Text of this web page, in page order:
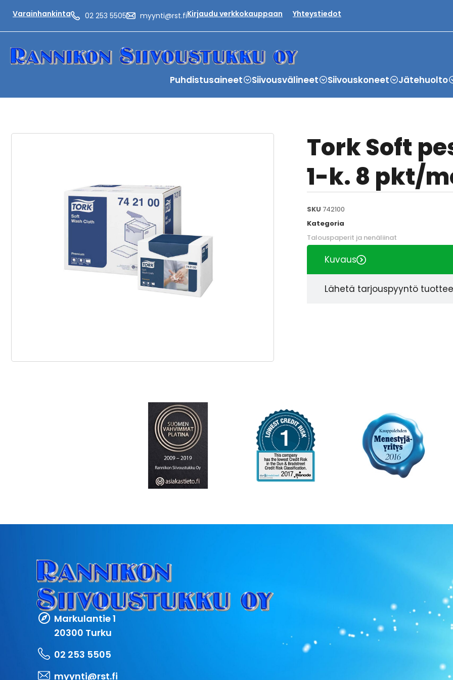
Varainhankinta 02 253 5505 myynti@rst.fiKirjaudu verkkokauppaan Yhteystiedot
Puhdistusaineet Siivousvälineet Siivouskoneet Jätehuolto
Tork Soft
1-k. 8 pkt/
SKU 742100
Kategoria
Talouspaperit ja nenäliinat
Kuvaus
Lähetä tarjouspyyntö
Markulantie 1
20300 Turku
02 253 5505
myynti@rst.fi